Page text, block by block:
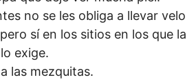
no se les obliga a llevar velo
sí en los sitios en los que la
exige.
las mezquitas.